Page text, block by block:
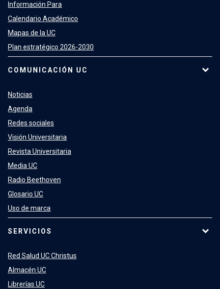
Información Para
Calendario Académico
Mapas de la UC
Plan estratégico 2026-2030
COMUNICACIÓN UC
Noticias
Agenda
Redes sociales
Visión Universitaria
Revista Universitaria
Media UC
Radio Beethoven
Glosario UC
Uso de marca
SERVICIOS
Red Salud UC Christus
Almacén UC
Librerías UC